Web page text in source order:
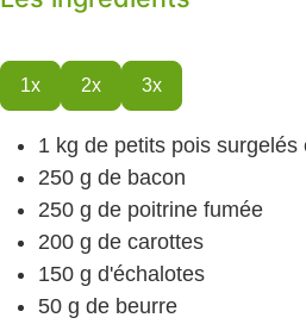
1x 2x 3x
1 kg de petits pois surgelés
250 g de bacon
250 g de poitrine fumée
200 g de carottes
150 g d'échalotes
50 g de beurre